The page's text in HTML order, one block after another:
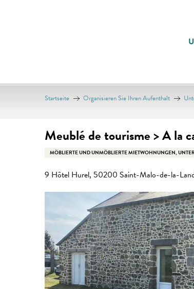
Startseite Organisieren Sie Ihren Aufenthalt
Meublé de tourisme > A la
MÖBLIERTE UND UNMÖBLIERTE MIETWOHNUNGEN,
9 Hôtel Hurel, 50200 Saint-Malo-de-la-